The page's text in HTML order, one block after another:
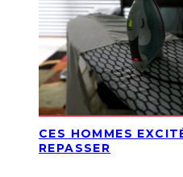
CES HOMMES
REPASSER